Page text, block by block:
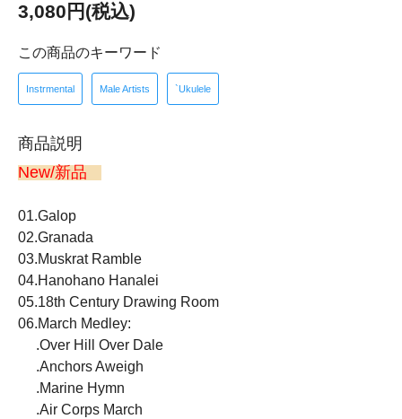
3,080円(税込)
この商品のキーワード
Instrmental Male Artists `Ukulele
商品説明
New/新品
01.Galop
02.Granada
03.Muskrat Ramble
04.Hanohano Hanalei
05.18th Century Drawing Room
06.March Medley:
.Over Hill Over Dale
.Anchors Aweigh
.Marine Hymn
.Air Corps March